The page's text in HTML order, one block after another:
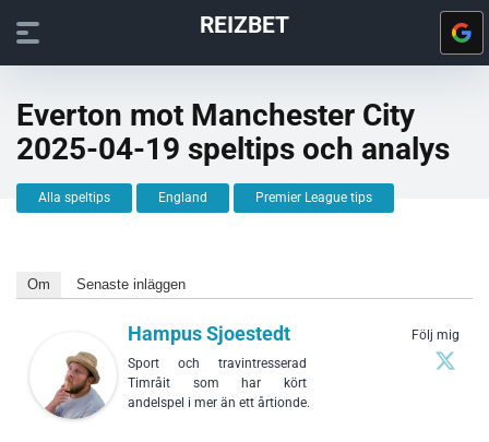
REIZBET
Everton mot Manchester City
2025-04-19 speltips och analys
Alla speltips England Premier League tips
Om Senaste inläggen
Följ mig
Hampus Sjoestedt
Sport och travintresserad
Timråit som har kört
andelspel i mer än ett årtionde.